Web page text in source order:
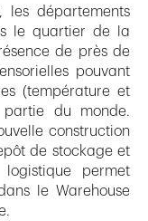
les départements
le quartier de la
de près de
pouvant
(température et
partie du monde.
construction
de stockage et
permet
le Warehouse